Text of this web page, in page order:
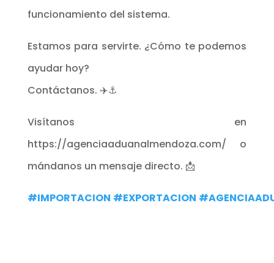
funcionamiento del sistema.
Estamos para servirte. ¿Cómo te podemos
ayudar hoy?
Contáctanos. ✈️⚓
Visítanos en
https://agenciaaduanalmendoza.com/ o
mándanos un mensaje directo. 📩
#IMPORTACION #EXPORTACION